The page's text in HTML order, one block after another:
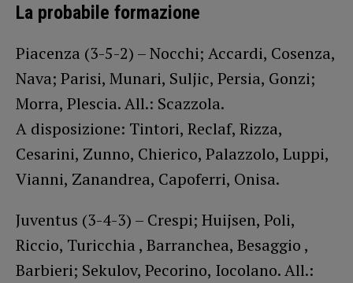
La probabile formazione
Piacenza (3-5-2) – Nocchi; Accardi, Cosenza,
Nava; Parisi, Munari, Suljic, Persia, Gonzi;
Morra, Plescia. All.: Scazzola.
A disposizione: Tintori, Reclaf, Rizza,
Cesarini, Zunno, Chierico, Palazzolo, Luppi,
Vianni, Zanandrea, Capoferri, Onisa.
Juventus (3-4-3) – Crespi; Huijsen, Poli,
Riccio, Turicchia , Barranchea, Besaggio ,
Barbieri; Sekulov, Pecorino, Iocolano. All.: